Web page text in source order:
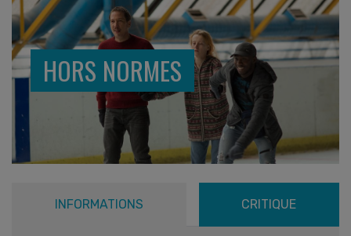
HORS NORMES
INFORMATIONS CRITIQUE